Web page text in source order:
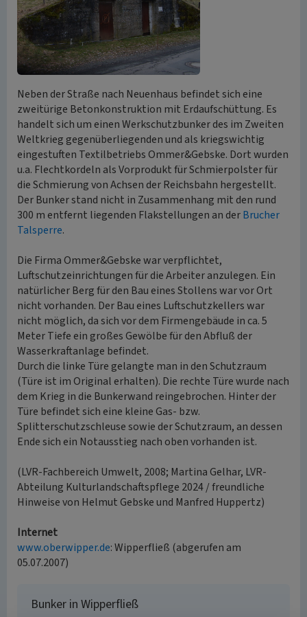
Neben der Straße nach Neuenhaus befindet sich eine
zweitürige Betonkonstruktion mit Erdaufschüttung. Es
handelt sich um einen Werkschutzbunker des im Zweiten
Weltkrieg gegenüberliegenden und als kriegswichtig
eingestuften Textilbetriebs Ommer&Gebske. Dort wurden
u.a. Flechtkordeln als Vorprodukt für Schmierpolster für
die Schmierung von Achsen der Reichsbahn hergestellt.
Der Bunker stand nicht in Zusammenhang mit den rund
300 m entfernt liegenden Flakstellungen an derBrucher
Talsperre.
Die Firma Ommer&Gebske war verpflichtet,
Luftschutzeinrichtungen für die Arbeiter anzulegen. Ein
natürlicher Berg für den Bau eines Stollens war vor Ort
nicht vorhanden. Der Bau eines Luftschutzkellers war
nicht möglich, da sich vor dem Firmengebäude in ca. 5
Meter Tiefe ein großes Gewölbe für den Abfluß der
Wasserkraftanlage befindet.
Durch die linke Türe gelangte man in den Schutzraum
(Türe ist im Original erhalten). Die rechte Türe wurde nach
dem Krieg in die Bunkerwand reingebrochen. Hinter der
Türe befindet sich eine kleine Gas- bzw.
Splitterschutzschleuse sowie der Schutzraum, an dessen
Ende sich ein Notausstieg nach oben vorhanden ist.
(LVR-Fachbereich Umwelt, 2008; Martina Gelhar, LVR-
Abteilung Kulturlandschaftspflege 2024 / freundliche
Hinweise von Helmut Gebske und Manfred Huppertz)
Internet
www.oberwipper.de: Wipperfließ (abgerufen am
05.07.2007)
Bunker in Wipperfließ